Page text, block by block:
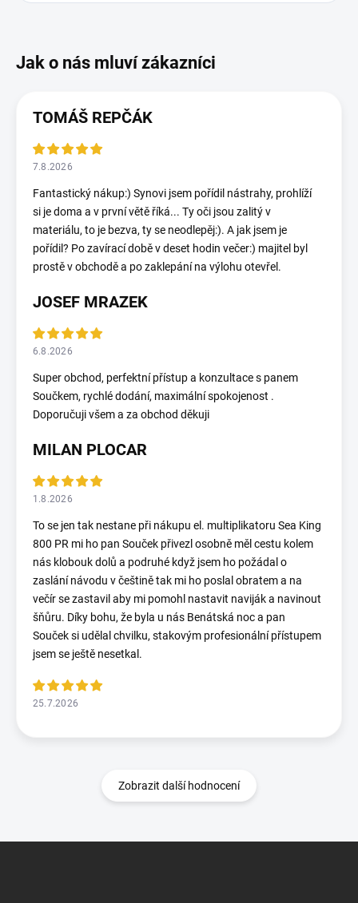
TOMÁŠ REPČÁK
7.8.2026
Fantastický nákup:) Synovi jsem pořídil nástrahy, prohlíží
si je doma a v první větě říká... Ty oči jsou zalitý v
materiálu, to je bezva, ty se neodlepěj:). A jak jsem je
pořídil? Po zavírací době v deset hodin večer:) majitel byl
prostě v obchodě a po zaklepání na výlohu otevřel.
JOSEF MRAZEK
6.8.2026
Super obchod, perfektní přístup a konzultace s panem
Součkem, rychlé dodání, maximální spokojenost .
Doporučuji všem a za obchod děkuji
MILAN PLOCAR
1.8.2026
To se jen tak nestane při nákupu el. multiplikatoru Sea King
800 PR mi ho pan Souček přivezl osobně měl cestu kolem
nás klobouk dolů a podruhé když jsem ho požádal o
zaslání návodu v češtině tak mi ho poslal obratem a na
večír se zastavil aby mi pomohl nastavit naviják a navinout
šňůru. Díky bohu, že byla u nás Benátská noc a pan
Souček si udělal chvilku, stakovým profesionální přístupem
jsem se ještě nesetkal.
25.7.2026
Zobrazit další hodnocení